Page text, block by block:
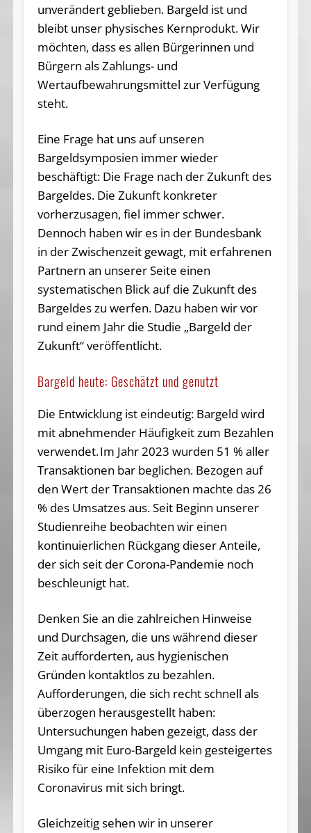
unverändert geblieben. Bargeld ist und
bleibt unser physisches Kernprodukt. Wir
möchten, dass es allen Bürgerinnen und
Bürgern als Zahlungs- und
Wertaufbewahrungsmittel zur Verfügung
steht.
Eine Frage hat uns auf unseren
Bargeldsymposien immer wieder
beschäftigt: Die Frage nach der Zukunft des
Bargeldes. Die Zukunft konkreter
vorherzusagen, fiel immer schwer.
Dennoch haben wir es in der Bundesbank
in der Zwischenzeit gewagt, mit erfahrenen
Partnern an unserer Seite einen
systematischen Blick auf die Zukunft des
Bargeldes zu werfen. Dazu haben wir vor
rund einem Jahr die Studie „Bargeld der
Zukunft“ veröffentlicht.
Bargeld heute: Geschätzt und genutzt
Die Entwicklung ist eindeutig: Bargeld wird
mit abnehmender Häufigkeit zum Bezahlen
verwendet. Im Jahr 2023 wurden 51 % aller
Transaktionen bar beglichen. Bezogen auf
den Wert der Transaktionen machte das 26
% des Umsatzes aus. Seit Beginn unserer
Studienreihe beobachten wir einen
kontinuierlichen Rückgang dieser Anteile,
der sich seit der Corona-Pandemie noch
beschleunigt hat.
Denken Sie an die zahlreichen Hinweise
und Durchsagen, die uns während dieser
Zeit aufforderten, aus hygienischen
Gründen kontaktlos zu bezahlen.
Aufforderungen, die sich recht schnell als
überzogen herausgestellt haben:
Untersuchungen haben gezeigt, dass der
Umgang mit Euro-Bargeld kein gesteigertes
Risiko für eine Infektion mit dem
Coronavirus mit sich bringt.
Gleichzeitig sehen wir in unserer